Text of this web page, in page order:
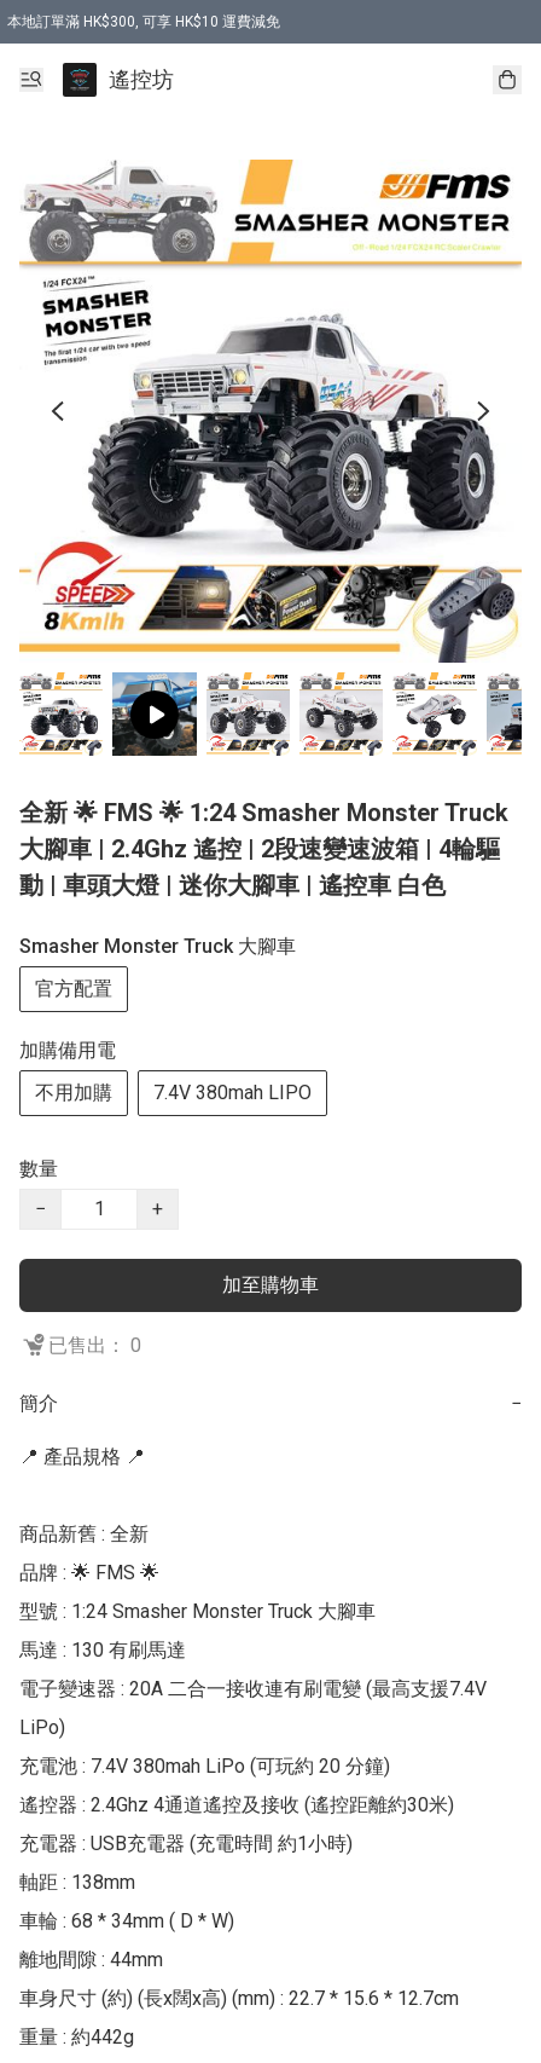
本地訂單滿 HK$300, 可享 HK$10 運費減免
購買 7.6V 6500mah 70C 電池 送 7.6V USB充電器
遙控坊
全新 🌟 FMS 🌟 1:24 Smasher Monster Truck
大腳車 | 2.4Ghz 遙控 | 2段速變速波箱 | 4輪驅
動 | 車頭大燈 | 迷你大腳車 | 遙控車 白色
Smasher Monster Truck 大腳車
官方配置
加購備用電
不用加購
7.4V 380mah LIPO
數量
−
+
加至購物車
已售出： 0
簡介 −
📍 產品規格 📍
商品新舊 : 全新
品牌 : 🌟 FMS 🌟
型號 : 1:24 Smasher Monster Truck 大腳車
馬達 : 130 有刷馬達
電子變速器 : 20A 二合一接收連有刷電變 (最高支援7.4V
LiPo)
充電池 : 7.4V 380mah LiPo (可玩約 20 分鐘)
遙控器 : 2.4Ghz 4通道遙控及接收 (遙控距離約30米)
充電器 : USB充電器 (充電時間 約1小時)
軸距 : 138mm
車輪 : 68 * 34mm ( D * W)
離地間隙 : 44mm
車身尺寸 (約) (長x闊x高) (mm) : 22.7 * 15.6 * 12.7cm
重量 : 約442g